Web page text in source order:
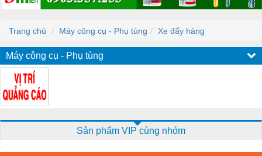
Trang chủ Máy công cụ - Phụ tùng Xe đẩy hàng
Máy công cụ - Phụ tùng
Sản phẩm VIP cùng nhóm